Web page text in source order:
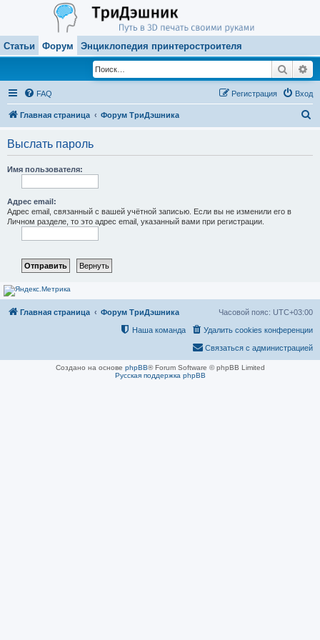
Статьи Форум Энциклопедия принтеростроителя
Поиск
FAQ Вход
Регистрация
Главная страница Форум ТриДэшника
Выслать пароль
Имя пользователя:
Адрес email:
Адрес email, связанный с вашей учётной записью. Если вы не изменили его в
Личном разделе, то это адрес email, указанный вами при регистрации.
Главная страница Форум ТриДэшника Часовой пояс: UTC+03:00
Удалить cookies конференции
Наша команда
Связаться с администрацией
Создано на основе phpBB® Forum Software © phpBB Limited
Русская поддержка phpBB